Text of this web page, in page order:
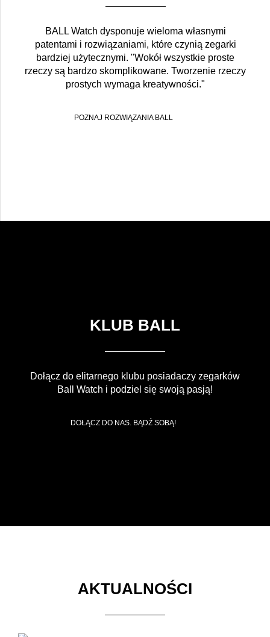
BALL Watch dysponuje wieloma własnymi
patentami i rozwiązaniami, które czynią zegarki
bardziej użytecznymi. "Wokół wszystkie proste
rzeczy są bardzo skomplikowane. Tworzenie rzeczy
prostych wymaga kreatywności."
POZNAJ ROZWIĄZANIA BALL
KLUB BALL
Dołącz do elitarnego klubu posiadaczy zegarków
Ball Watch i podziel się swoją pasją!
DOŁĄCZ DO NAS. BĄDŹ SOBĄ!
AKTUALNOŚCI